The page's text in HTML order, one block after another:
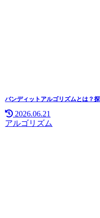
バンディットアルゴリズムとは？
2026.06.21
アルゴリズム